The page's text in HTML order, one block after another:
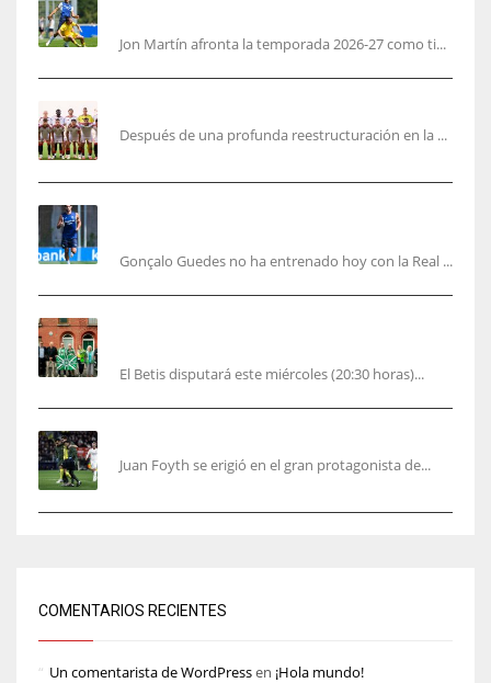
Jon Martín afronta la temporada 2026-27 como ti...
Después de una profunda reestructuración en la ...
Gonçalo Guedes no ha entrenado hoy con la Real ...
El Betis disputará este miércoles (20:30 horas)...
Juan Foyth se erigió en el gran protagonista de...
COMENTARIOS RECIENTES
Un comentarista de WordPressen ¡Hola mundo!